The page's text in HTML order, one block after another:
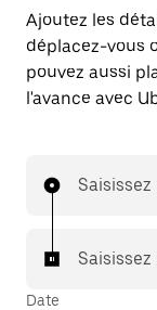
Ajoutez les
déplacez-vous
pouvez aussi
l'avance avec
Date